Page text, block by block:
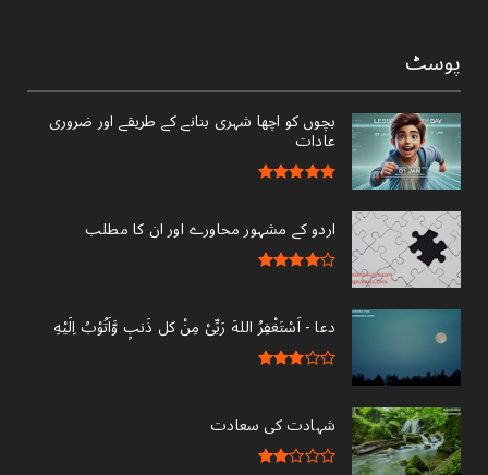
پوسٹ
بچوں کو اچھا شہری بنانے کے طریقے اور ضروری
عادات
اردو کے مشہور محاورے اور ان کا مطلب
دعا - ‎اَسْتَغْفِرُ اللهَ رَبِّىْ مِنْ کل ذَنبٍ وَّاَتُوْبُ اِلَيْهِ
شہادت کی سعادت